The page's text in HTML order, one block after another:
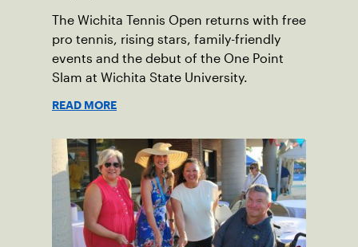
The Wichita Tennis Open returns with free
pro tennis, rising stars, family-friendly
events and the debut of the One Point
Slam at Wichita State University.
READ MORE